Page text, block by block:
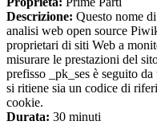
Descrizione: Questo nome
analisi web open source
proprietari di siti Web a
misurare le prestazioni del
prefisso _pk_ses è seguito
si ritiene sia un codice di
cookie.
Durata: 30 minuti